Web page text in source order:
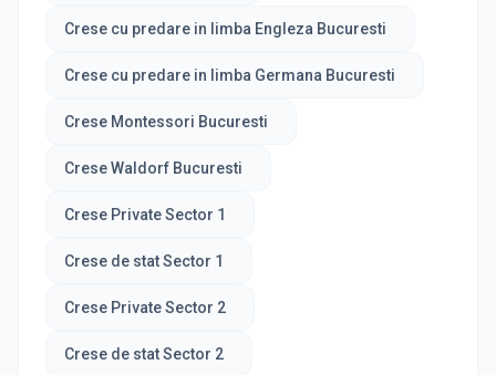
Crese cu predare in limba Engleza Bucuresti
Crese cu predare in limba Germana Bucuresti
Crese Montessori Bucuresti
Crese Waldorf Bucuresti
Crese Private Sector 1
Crese de stat Sector 1
Crese Private Sector 2
Crese de stat Sector 2